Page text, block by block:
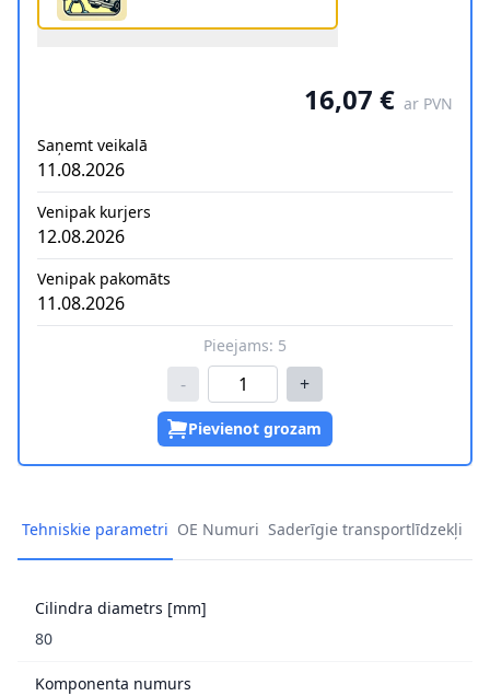
16,07 € ar PVN
Saņemt veikalā
11.08.2026
Venipak kurjers
12.08.2026
Venipak pakomāts
11.08.2026
Pieejams: 5
- +
Pievienot grozam
Tehniskie parametri OE Numuri Saderīgie transportlīdzekļi
Cilindra diametrs [mm]
80
Komponenta numurs